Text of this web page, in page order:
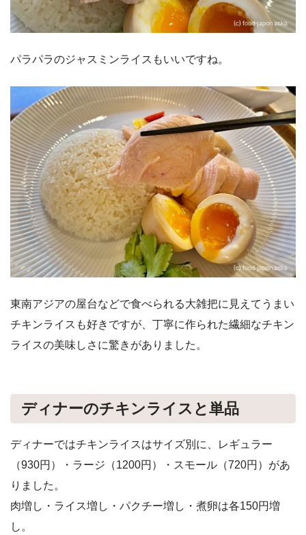
パラパラのジャスミンライスもいいですね。
東南アジアの屋台などで食べられる大雑把に見えてうまい
チキンライスも好きですが、丁寧に作られた繊細なチキン
ライスの美味しさに驚きがありました。
ディナーのチキンライスと単品
ディナーではチキンライスはサイズ別に、レギュラー
（930円）・ラージ（1200円）・スモール（720円）があ
りました。
肉増し・ライス増し・パクチー増し・煮卵は各150円増
し。